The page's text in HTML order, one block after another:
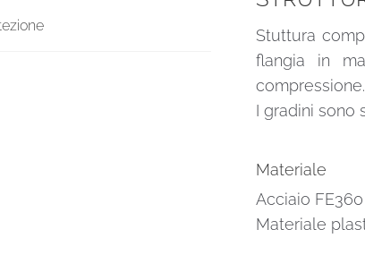
Stuttura
flangia in
compressione.
I gradini sono
Materiale
Acciaio FE360
Materiale